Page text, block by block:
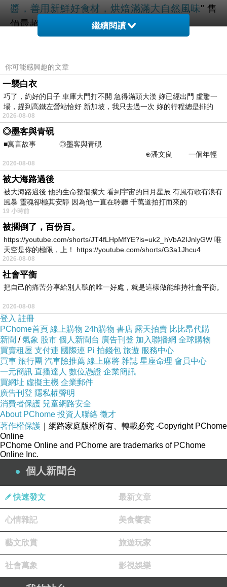
醬，善用新鮮好食材，烘焙滿滿大自然風味" 售
價最超值嗎?
哥大神和奇摩搜尋了解一些YOUTUBE、開箱
文、評價、直播、文章 等相關資訊後。
幫您整理出來在 "
有需要的粉粉可以點擊連結或按鈕就能獲取最新
的優惠折扣訊息啦~
=>點此取得優惠<=
專為甜點控和烘焙愛好者設計的最佳天然食材甜
點專書！
使用最少量的糖，呈現天然食材本身的美味。
70道健康無負擔、吃了心情愉悅的自然風味甜
點，
從蛋糕到餅乾，從塔派、果醬到馬卡龍，從法式
烘餅到午茶點心，
簡單易學，人人在家就能輕鬆做！
◆作者從事烘焙工作並開班授課多年，經驗豐
富，精心研發出以最少量的砂糖，並使用生活周
遭常見的天然食材，就能製作出好吃又健康的各
繼續閱讀
你可能感興趣的文章
一襲白衣
巧了，約好的日子 車庫大門打不開 急得滿頭大漢 妳已經出門 虛驚一
場，趕到高鐵左營站恰好 新加坡，我只去過一次 妳的行程總是排的
2026-08-08
◎墨客與青硯
■寓言故事 ◎墨客與青硯
⊕潘文良 一個年輕
的墨客，在京城的古玩肆裡
2026-08-08
被大海路過後
被大海路過後 他的生命整個擴大 看到宇宙的日月星辰 有風有歌有浪有
風暴 靈魂卻極其安靜 因為他一直在聆聽 千萬道拍打而來的
19 小時前
被擱倒了，百份百。
https://youtube.com/shorts/JT4fLHpMfYE?is=uk2_hVbA2IJnlyGW 唯
天空是你的極限，上！ https://youtube.com/shorts/G3a1Jhcu4
2026-08-08
社會平衡
把自己的痛苦分享給別人聽的唯一好處，就是這樣做能維持社會平衡。
2026-08-08
登入 註冊
PChome首頁 線上購物 24h購物 書店 露天拍賣 比比昂代購
新聞 /氣象 股市 個人新聞台 廣告刊登 加入聯播網 全球購物
買賣租屋 支付連 國際連 Pi 拍錢包 旅遊 服務中心
買車 旅行團 汽車險推薦 線上麻將 雜誌 星座命理 會員中心
一元簡訊 直播達人 數位憑證 企業簡訊
買網址 虛擬主機 企業郵件
廣告刊登 隱私權聲明
消費者保護 兒童網路安全
About PChome 投資人聯絡 徵才
著作權保護 ｜網路家庭版權所有、轉載必究 ‧Copyright PChome
Online
PChome Online and PChome are trademarks of PChome
Online Inc.
個人新聞台
快速發文 最新文章
心情雜記 美食饗宴
藝文欣賞 旅遊玩家
社會萬象 影視娛樂